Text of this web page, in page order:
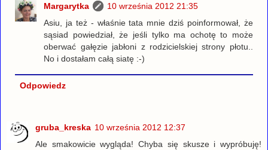
Margarytka
10 września 2012 21:35
Asiu, ja też - właśnie tata mnie dziś poinformował, że
sąsiad powiedział, że jeśli tylko ma ochotę to może
oberwać gałęzie jabłoni z rodzicielskiej strony płotu..
No i dostałam całą siatę :-)
Odpowiedz
gruba_kreska 10 września 2012 12:37
Ale smakowicie wygląda! Chyba się skusze i wypróbuję!